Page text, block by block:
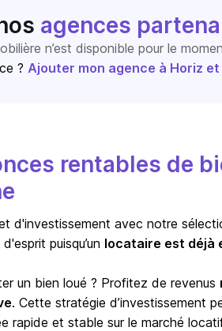
agences
n’est disponible pour le
? Ajouter mon agence à Horiz
rentables de
d'investissement avec notre
puisqu’un locataire est déjà
un bien loué ? Profitez de revenus
. Cette stratégie d’investissement
rapide et stable sur le marché